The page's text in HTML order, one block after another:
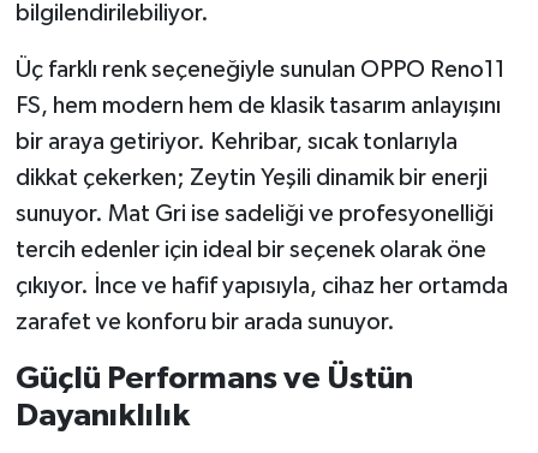
bilgilendirilebiliyor.
Üç farklı renk seçeneğiyle sunulan OPPO Reno11
FS, hem modern hem de klasik tasarım anlayışını
bir araya getiriyor. Kehribar, sıcak tonlarıyla
dikkat çekerken; Zeytin Yeşili dinamik bir enerji
sunuyor. Mat Gri ise sadeliği ve profesyonelliği
tercih edenler için ideal bir seçenek olarak öne
çıkıyor. İnce ve hafif yapısıyla, cihaz her ortamda
zarafet ve konforu bir arada sunuyor.
Güçlü Performans ve Üstün
Dayanıklılık